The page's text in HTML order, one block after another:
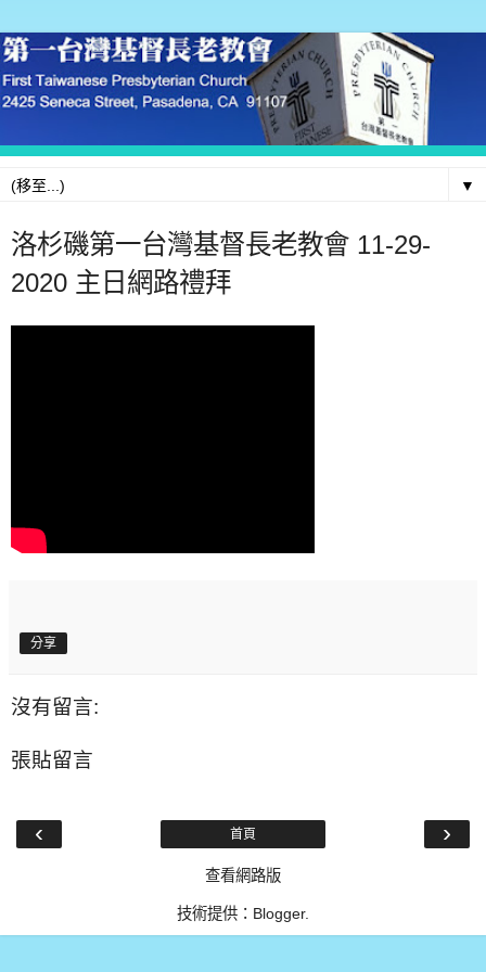
▼
洛杉磯第一台灣基督長老教會 11-29-
2020 主日網路禮拜
分享
沒有留言:
張貼留言
‹ ›
首頁
查看網路版
技術提供： Blogger.